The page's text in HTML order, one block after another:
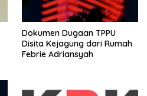
Dokumen Dugaan TPPU
Disita Kejagung dari Rumah
Febrie Adriansyah